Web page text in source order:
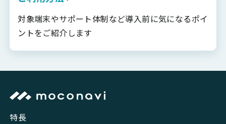
対象端末やサポート体制など導入前に気になるポイ
ントをご紹介します
特長